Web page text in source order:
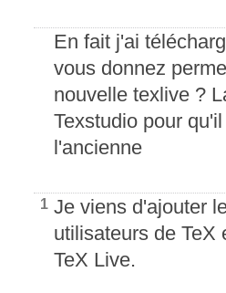
En fait j'ai
vous donnez
nouvelle texlive ?
Texstudio pour
l'ancienne
1 Je viens d'ajouter
utilisateurs de TeX
TeX Live.